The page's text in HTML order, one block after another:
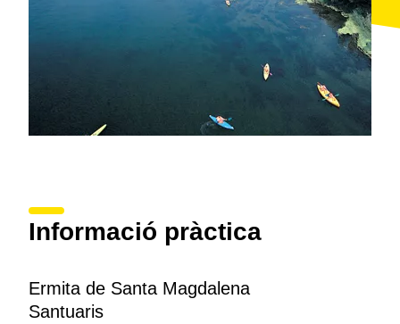
Informació pràctica
Ermita de Santa Magdalena
Santuaris